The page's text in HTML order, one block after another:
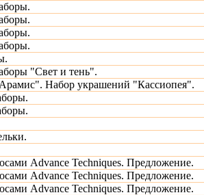
"Свет и тень".
Набор украшений "Кассиопея".
Advance Techniques. Предложение.
Advance Techniques. Предложение.
Advance Techniques. Предложение.